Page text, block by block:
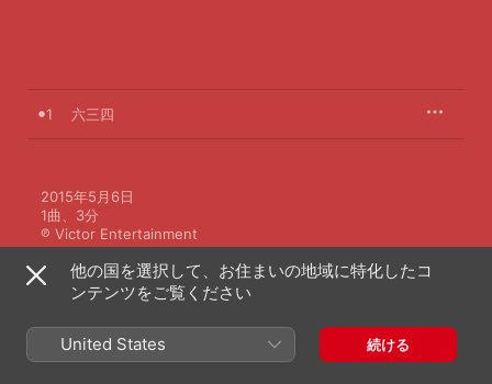
1 六三四
2015年5月6日
1曲、3分
℗ Victor Entertainment
ADAM atのその他の作品
他の国を選択して、お住まいの地域に特化したコ
ンテンツをご覧ください
United States 続ける